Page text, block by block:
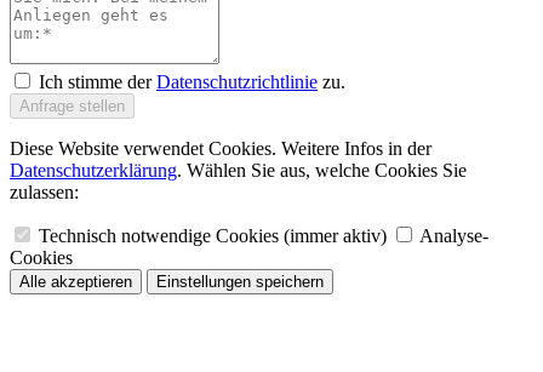
Ich stimme derDatenschutzrichtlinie zu.
Anfrage stellen
Diese Website verwendet Cookies. Weitere Infos in der
Datenschutzerklärung. Wählen Sie aus, welche Cookies Sie
zulassen:
Technisch notwendige Cookies (immer aktiv)
Analyse-
Cookies
Alle akzeptieren Einstellungen speichern